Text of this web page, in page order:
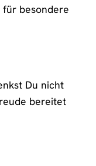
für besondere
Du nicht
bereitet